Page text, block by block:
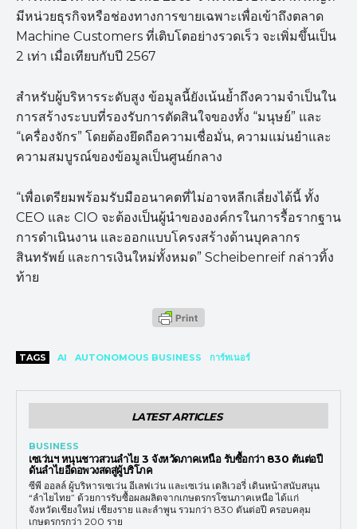
มีหน่วยธุรกิจหรือช่องทางการขายเฉพาะเพื่อเข้าถึงตลาด
Machine Customers ที่เติบโตอย่างรวดเร็ว จะเพิ่มขึ้นเป็น
2 เท่า เมื่อเทียบกับปี 2567
สำหรับผู้บริหารระดับสูง ข้อมูลนี้ยังเน้นย้ำถึงความจำเป็นใน
การสร้างระบบที่รองรับการตัดสินใจของทั้ง “มนุษย์” และ
“เครื่องจักร” โดยต้องยึดถือความเชื่อมั่น, ความแม่นยำและ
ความสมบูรณ์ของข้อมูลเป็นศูนย์กลาง
“เพื่อเตรียมพร้อมรับมืออนาคตที่ไม่อาจหลีกเลี่ยงได้นี้ ทั้ง
CEO และ CIO จะต้องเป็นผู้นำขององค์กรในการรื้อรากฐาน
การดำเนินงาน และออกแบบโครงสร้างด้านบุคลากร
สินทรัพย์ และการเงินใหม่ทั้งหมด” Scheibenreif กล่าวทิ้ง
ท้าย
TAGS AI AUTONOMOUS BUSINESS การ์ทเนอร์
LATEST ARTICLES
BUSINESS
เซเว่นฯ หนุนชาวสวนลำไย 3 จังหวัดภาคเหนือ รับซื้อกว่า 830 ตันต่อปี
ดันลำไยอีดอพวงสดสู่ผู้บริโภค
ซีพี ออลล์ ผู้บริหารเซเว่น อีเลฟเว่น และเซเว่น เดลิเวอรี่ เดินหน้าสนับสนุน
“ลำไยไทย” ด้วยการรับซื้อผลผลิตจากเกษตรกรโซนภาคเหนือ ได้แก่
จังหวัดเชียงใหม่ เชียงราย และลำพูน รวมกว่า 830 ตันต่อปี ครอบคลุม
เกษตรกรกว่า 200 ราย